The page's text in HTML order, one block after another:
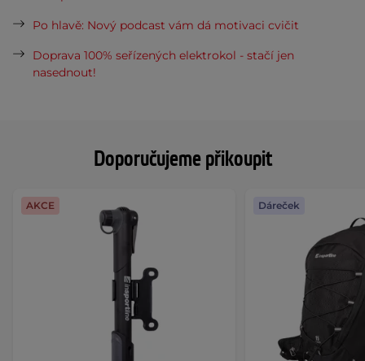
Doporučujeme přikoupit
AKCE Dáreček
Po hlavě: Nový podcast vám dá motivaci cvičit
Doprava 100% seřízených elektrokol - stačí jen
nasednout!